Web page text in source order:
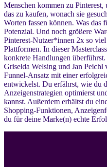
Menschen kommen zu Pinterest,
das zu kaufen, wonach sie
Worten fassen können. Was das
Potenzial. Und noch größere
Pinterest-Nutzer*innen 2x so
Plattformen. In dieser
konkrete Handlungen
Griselda Welsing und Jan
Funnel-Ansatz mit einer
entwickelst. Du erfährst, wie du
Anzeigenstrategien optimierst
kannst. Außerdem erhältst du
Shopping-Funktionen,
du für deine Marke(n) echte